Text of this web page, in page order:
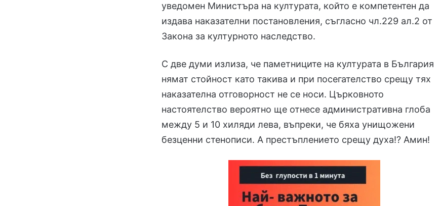
уведомен Министъра на културата, който е компетентен да
издава наказателни постановления, съгласно чл.229 ал.2 от
Закона за културното наследство.
С две думи излиза, че паметниците на културата в България
нямат стойност като такива и при посегателство срещу тях
наказателна отговорност не се носи. Църковното
настоятелство вероятно ще отнесе административна глоба
между 5 и 10 хиляди лева, въпреки, че бяха унищожени
безценни стенописи. А престъплението срещу духа!? Амин!